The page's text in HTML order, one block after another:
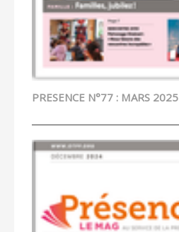
PRESENCE N°77 : MARS 2025